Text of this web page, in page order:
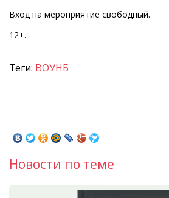
Вход на мероприятие свободный.
12+.
Теги: ВОУНБ
Новости по теме